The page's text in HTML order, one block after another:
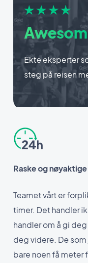
Ekte eksperter
steg på reisen
Raske og
Teamet vårt er
timer. Det handler
handler om å gi
deg videre. De
bare noen få